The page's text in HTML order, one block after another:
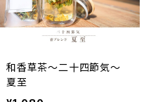
和香草茶～二十四節気～
夏至